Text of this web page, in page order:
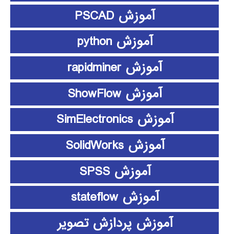
آموزش PSCAD
آموزش python
آموزش rapidminer
آموزش ShowFlow
آموزش SimElectronics
آموزش SolidWorks
آموزش SPSS
آموزش stateflow
آموزش پردازش تصویر